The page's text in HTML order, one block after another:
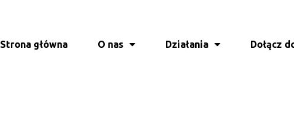
Strona główna O nas Działania Dołącz